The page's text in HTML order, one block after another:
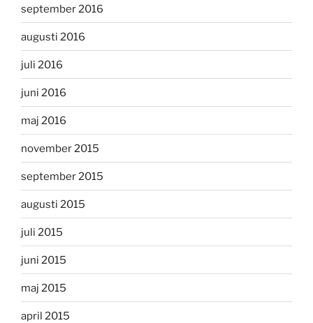
september 2016
augusti 2016
juli 2016
juni 2016
maj 2016
november 2015
september 2015
augusti 2015
juli 2015
juni 2015
maj 2015
april 2015